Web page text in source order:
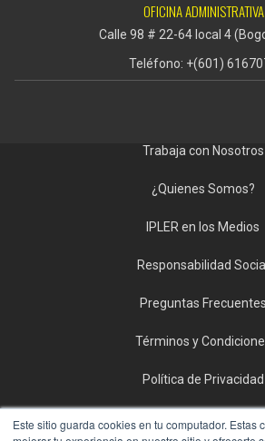
Este sitio guarda cookies en tu computador. Estas
OFICINA ADMINISTRATIVA
Calle 98 # 22-64 local 4
Teléfono: +(601)
Trabaja con Nosotros
¿Quienes Somos?
IPLER en los Medios
Responsabilidad Social
Preguntas Frecuentes
Términos y
Política de Privacidad
Politica de Tratamiento de Datos